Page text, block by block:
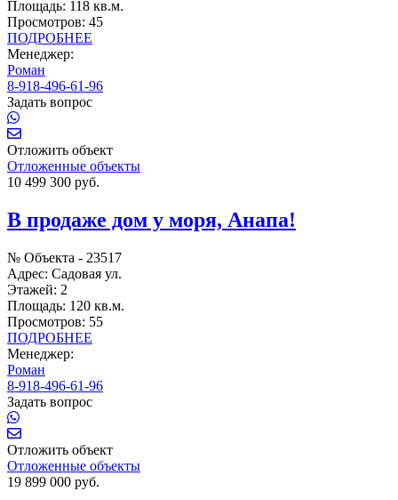
Площадь: 118 кв.м.
Просмотров: 45
ПОДРОБНЕЕ
Менеджер:
Роман
8-918-496-61-96
Задать вопрос
Отложить объект
Отложенные объекты
10 499 300 руб.
В продаже дом у моря, Анапа!
№ Объекта - 23517
Адрес: Садовая ул.
Этажей: 2
Площадь: 120 кв.м.
Просмотров: 55
ПОДРОБНЕЕ
Менеджер:
Роман
8-918-496-61-96
Задать вопрос
Отложить объект
Отложенные объекты
19 899 000 руб.